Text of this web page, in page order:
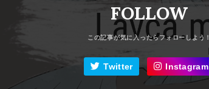
FOLLOW
Twitter Instagram